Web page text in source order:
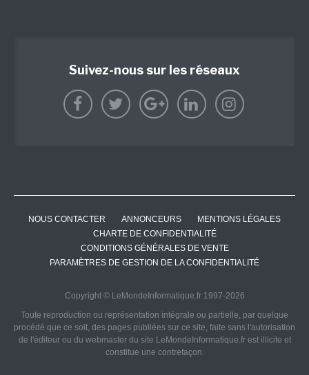
Suivez-nous sur les réseaux
NOUS CONTACTER ANNONCEURS
MENTIONS LÉGALES
CHARTE DE CONFIDENTIALITÉ
CONDITIONS GÉNÉRALES DE VENTE
PARAMÈTRES DE GESTION DE LA CONFIDENTIALITÉ
Copyright © LeMondeInformatique.fr 1997-2026
Toute reproduction ou représentation intégrale ou partielle, par quelque
procédé que ce soit, des pages publiées sur ce site, faite sans l'autorisation
de l'éditeur ou du webmaster du site LeMondeInformatique.fr est illicite et
constitue une contrefaçon.